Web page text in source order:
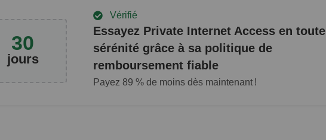
30
jours
Vérifié
Essayez Private Internet Access en toute
sérénité grâce à sa politique de
remboursement fiable
Payez 89 % de moins dès maintenant !